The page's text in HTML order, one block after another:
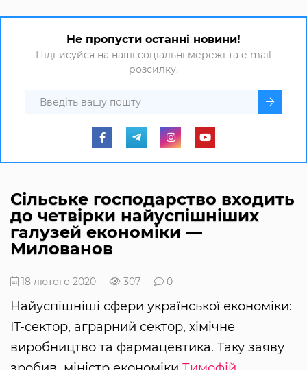
Не пропусти останні новини!
Підписуйся на наші соціальні мережі та e-mail
розсилку.
Сільське господарство входить
до четвірки найуспішніших
галузей економіки —
Милованов
18 лютого 2020 307 0
Найуспішніші сфери української економіки:
IT-сектор, аграрний сектор, хімічне
виробництво та фармацевтика. Таку заяву